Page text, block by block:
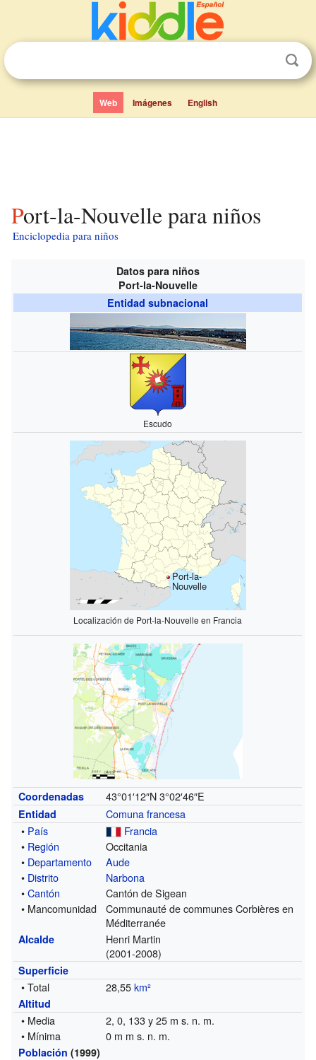
Web Imágenes English
Port-la-Nouvelle para niños
Enciclopedia para niños
Datos para niños
Port-la-Nouvelle
Entidad subnacional
Escudo
Port-la-
Nouvelle
Localización de Port-la-Nouvelle en Francia
Coordenadas 43°01′12″N 3°02′46″E
Entidad
Comuna francesa
• País
Francia
• Región
Occitania
• Departamento
Aude
• Distrito
Narbona
•Cantón
Cantón de Sigean
• Mancomunidad
Communauté de communes Corbières en
Méditerranée
Alcalde
Henri Martin
(2001-2008)
Superficie
• Total 28,55km²
Altitud
• Media
2, 0, 133 y 25 m s. n. m.
• Mínima
0 m m s. n. m.
Población (1999)